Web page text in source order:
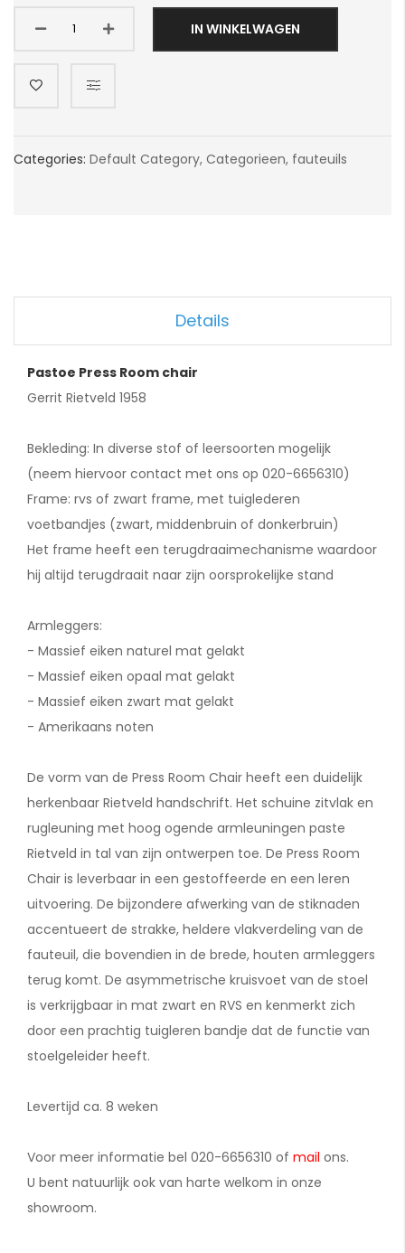
IN WINKELWAGEN
Categories: Default Category, Categorieen, fauteuils
Details
Pastoe Press Room chair
Gerrit Rietveld 1958
Bekleding: In diverse stof of leersoorten mogelijk
(neem hiervoor contact met ons op 020-6656310)
Frame: rvs of zwart frame, met tuiglederen
voetbandjes (zwart, middenbruin of donkerbruin)
Het frame heeft een terugdraaimechanisme waardoor
hij altijd terugdraait naar zijn oorsprokelijke stand
Armleggers:
- Massief eiken naturel mat gelakt
- Massief eiken opaal mat gelakt
- Massief eiken zwart mat gelakt
- Amerikaans noten
De vorm van de Press Room Chair heeft een duidelijk
herkenbaar Rietveld handschrift. Het schuine zitvlak en
rugleuning met hoog ogende armleuningen paste
Rietveld in tal van zijn ontwerpen toe. De Press Room
Chair is leverbaar in een gestoffeerde en een leren
uitvoering. De bijzondere afwerking van de stiknaden
accentueert de strakke, heldere vlakverdeling van de
fauteuil, die bovendien in de brede, houten armleggers
terug komt. De asymmetrische kruisvoet van de stoel
is verkrijgbaar in mat zwart en RVS en kenmerkt zich
door een prachtig tuigleren bandje dat de functie van
stoelgeleider heeft.
Levertijd ca. 8 weken
Voor meer informatie bel 020-6656310 of mail ons.
U bent natuurlijk ook van harte welkom in onze
showroom.